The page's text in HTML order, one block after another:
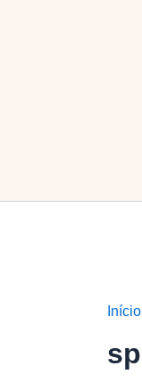
Início
sp